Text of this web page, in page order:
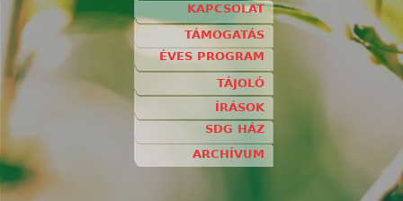
KAPCSOLAT
TÁMOGATÁS
ÉVES PROGRAM
TÁJOLÓ
ÍRÁSOK
SDG HÁZ
ARCHÍVUM